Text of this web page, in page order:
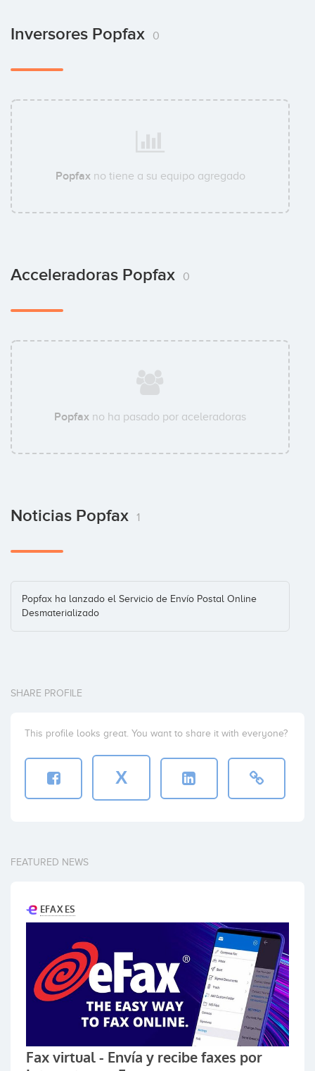
Inversores Popfax 0
Popfaxno tiene a su equipo agregado
Acceleradoras Popfax 0
Popfax no ha pasado por aceleradoras
Noticias Popfax 1
Popfax ha lanzado el Servicio de Envío Postal Online
Desmaterializado
SHARE PROFILE
This profile looks great. You want to share it with everyone?
X
FEATURED NEWS